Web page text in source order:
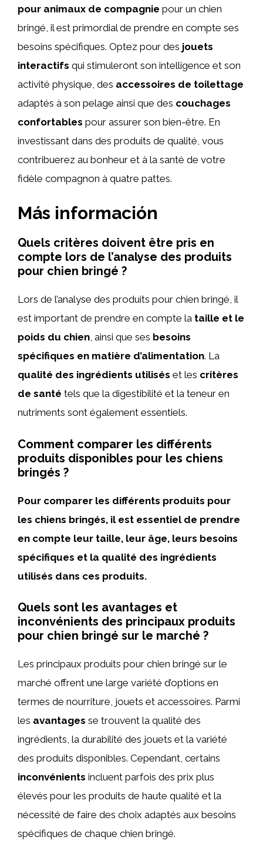
pour animaux de compagnie pour un chien
bringé, il est primordial de prendre en compte ses
besoins spécifiques. Optez pour des jouets
interactifs qui stimuleront son intelligence et son
activité physique, des accessoires de toilettage
adaptés à son pelage ainsi que des couchages
confortables pour assurer son bien-être. En
investissant dans des produits de qualité, vous
contribuerez au bonheur et à la santé de votre
fidèle compagnon à quatre pattes.
Más información
Quels critères doivent être pris en
compte lors de l’analyse des produits
pour chien bringé ?
Lors de l’analyse des produits pour chien bringé, il
est important de prendre en compte la taille et le
poids du chien, ainsi que ses besoins
spécifiques en matière d’alimentation. La
qualité des ingrédients utilisés et les critères
de santé tels que la digestibilité et la teneur en
nutriments sont également essentiels.
Comment comparer les différents
produits disponibles pour les chiens
bringés ?
Pour comparer les différents produits pour
les chiens bringés, il est essentiel de prendre
en compte leur taille, leur âge, leurs besoins
spécifiques et la qualité des ingrédients
utilisés dans ces produits.
Quels sont les avantages et
inconvénients des principaux produits
pour chien bringé sur le marché ?
Les principaux produits pour chien bringé sur le
marché offrent une large variété d’options en
termes de nourriture, jouets et accessoires. Parmi
les avantages se trouvent la qualité des
ingrédients, la durabilité des jouets et la variété
des produits disponibles. Cependant, certains
inconvénients incluent parfois des prix plus
élevés pour les produits de haute qualité et la
nécessité de faire des choix adaptés aux besoins
spécifiques de chaque chien bringé.